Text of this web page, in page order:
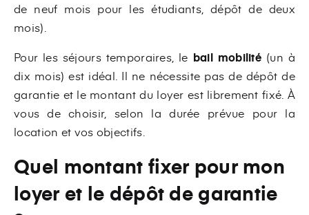
de neuf mois pour les étudiants, dépôt de deux
mois).
Pour les séjours temporaires, le bail mobilité (un à
dix mois) est idéal. Il ne nécessite pas de dépôt de
garantie et le montant du loyer est librement fixé. À
vous de choisir, selon la durée prévue pour la
location et vos objectifs.
Quel montant fixer pour mon
loyer et le dépôt de garantie